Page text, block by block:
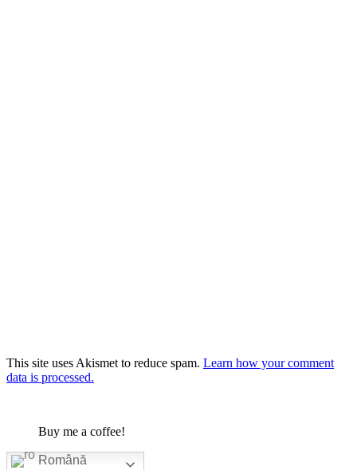
This site uses Akismet to reduce spam. Learn how your comment
data is processed.
Buy me a coffee!
Română